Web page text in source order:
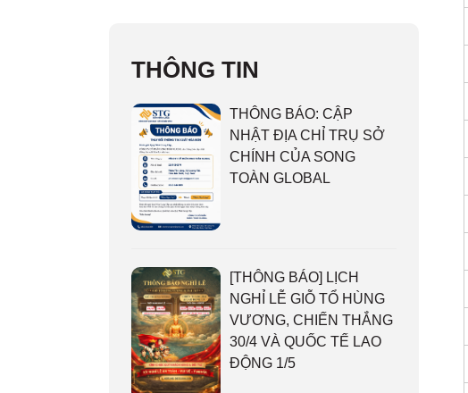
THÔNG TIN
THÔNG BÁO: CẬP
NHẬT ĐỊA CHỈ TRỤ SỞ
CHÍNH CỦA SONG
TOÀN GLOBAL
[THÔNG BÁO] LỊCH
NGHỈ LỄ GIỖ TỔ HÙNG
VƯƠNG, CHIẾN THẮNG
30/4 VÀ QUỐC TẾ LAO
ĐỘNG 1/5